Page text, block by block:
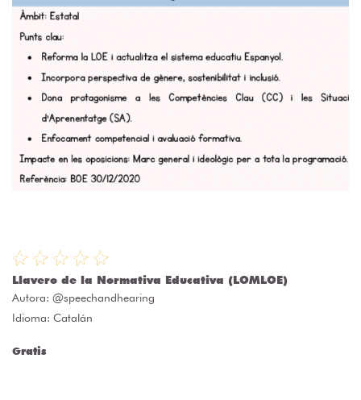
Llavero de la Normativa Educativa (LOMLOE)
Autora: @speechandhearing
Idioma: Catalán
Gratis